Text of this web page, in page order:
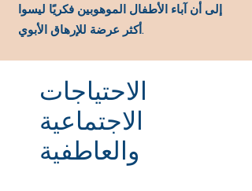
إلى أن آباء الأطفال الموهوبين فكريًا ليسوا
أكثر عرضة للإرهاق الأبوي.
الاحتياجات
الاجتماعية
والعاطفية